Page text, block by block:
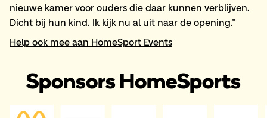
nieuwe kamer voor ouders die daar kunnen verblijven.
Dicht bij hun kind. Ik kijk nu al uit naar de opening.”
Help ook mee aan HomeSport Events
Sponsors HomeSports